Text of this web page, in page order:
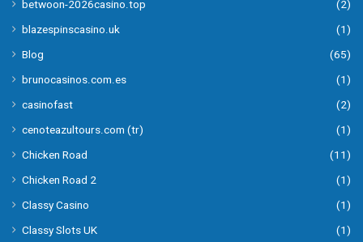
betwoon-2026casino.top
(2)
blazespinscasino.uk
(1)
Blog
(65)
brunocasinos.com.es
(1)
casinofast
(2)
cenoteazultours.com (tr)
(1)
Chicken Road
(11)
Chicken Road 2
(1)
Classy Casino
(1)
Classy Slots UK
(1)